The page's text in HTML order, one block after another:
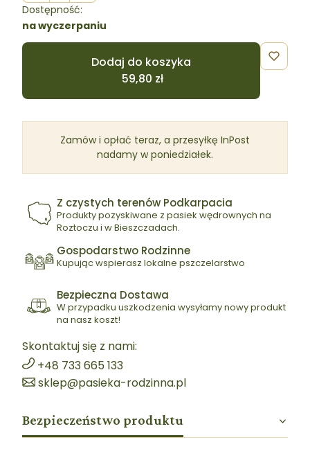
Dostępność:
na wyczerpaniu
Dodaj do koszyka
Zamów i opłać teraz, a przesyłkę InPost
nadamy w poniedziałek.
Z czystych terenów Podkarpacia
Produkty pozyskiwane z pasiek wędrownych na
Roztoczu i w Bieszczadach.
Gospodarstwo Rodzinne
Kupując wspierasz lokalne pszczelarstwo
Bezpieczna Dostawa
W przypadku uszkodzenia wysyłamy nowy produkt
na nasz koszt!
Skontaktuj się z nami:
+48 733 665 133
sklep@pasieka-rodzinna.pl
Bezpieczeństwo produktu